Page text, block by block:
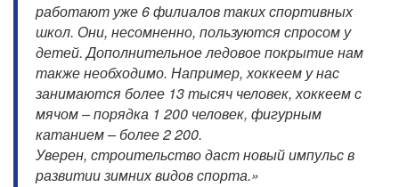
работают уже 6 филиалов таких спортивных
школ. Они, несомненно, пользуются спросом у
детей. Дополнительное ледовое покрытие нам
также необходимо. Например, хоккеем у нас
занимаются более 13 тысяч человек, хоккеем с
мячом – порядка 1 200 человек, фигурным
катанием – более 2 200.
Уверен, строительство даст новый импульс в
развитии зимних видов спорта.»